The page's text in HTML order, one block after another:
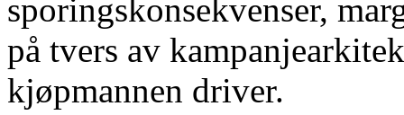
sporingskonsekvenser,
på tvers av
kjøpmannen driver.